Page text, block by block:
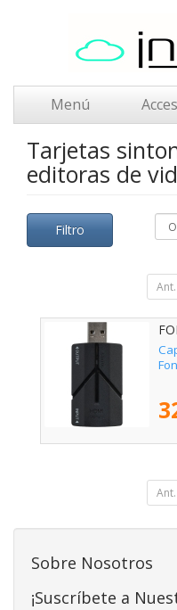
Menú
Tarjetas
editoras de
Filtro
Ant.
Ant.
Sobre Nosotros
¡Suscríbete a